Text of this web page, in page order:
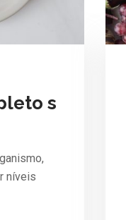
s
níveis